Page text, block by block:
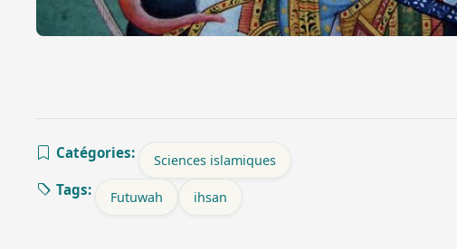
Catégories: Sciences islamiques
Tags: Futuwah ihsan